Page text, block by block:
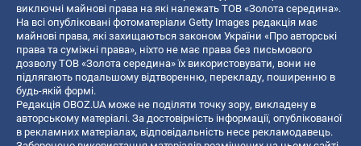
виключні майнові права на які належать ТОВ «Золота середина».
На всі опубліковані фотоматеріали Getty Images редакція має
майнові права, які захищаються законом України «Про авторські
права та суміжні права», ніхто не має права без письмового
дозволу ТОВ «Золота середина» їх використовувати, вони не
підлягають подальшому відтворенню, перекладу, поширенню в
будь-якій формі.
Редакція OBOZ.UA може не поділяти точку зору, викладену в
авторському матеріалі. За достовірність інформації, опублікованої
в рекламних матеріалах, відповідальність несе рекламодавець.